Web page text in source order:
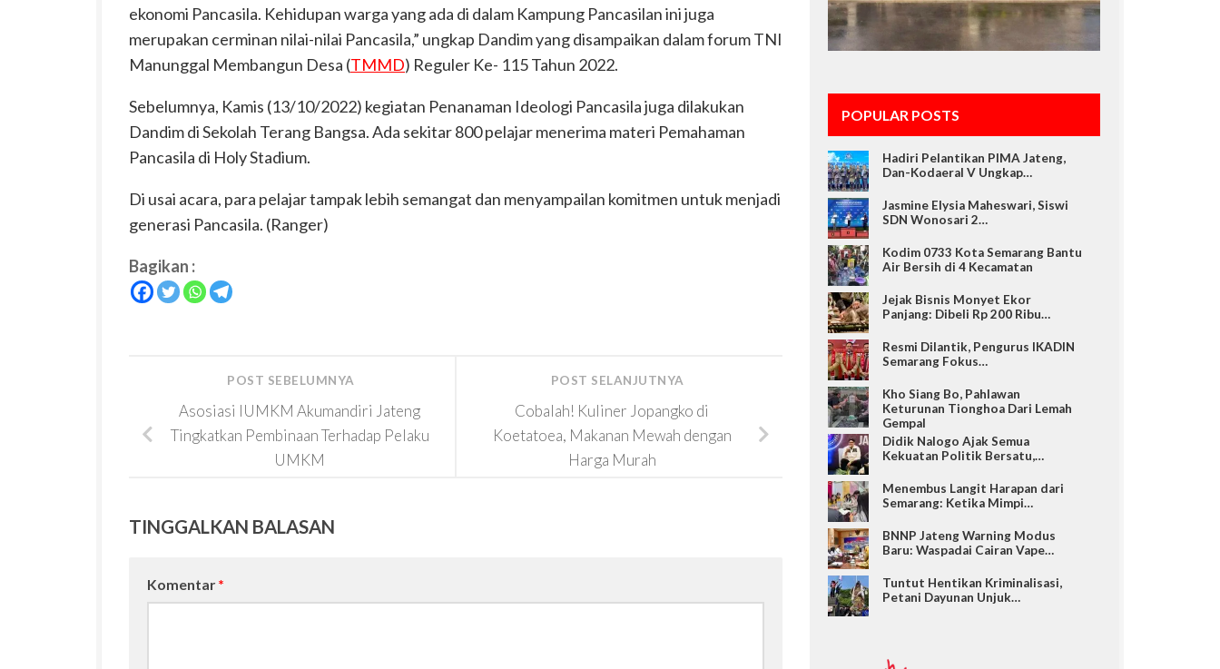
ekonomi Pancasila. Kehidupan warga yang ada di dalam Kampung Pancasilan ini juga
merupakan cerminan nilai-nilai Pancasila,” ungkap Dandim yang disampaikan dalam forum TNI
Manunggal Membangun Desa (TMMD) Reguler Ke- 115 Tahun 2022.
Sebelumnya, Kamis (13/10/2022) kegiatan Penanaman Ideologi Pancasila juga dilakukan
Dandim di Sekolah Terang Bangsa. Ada sekitar 800 pelajar menerima materi Pemahaman
Pancasila di Holy Stadium.
Di usai acara, para pelajar tampak lebih semangat dan menyampailan komitmen untuk menjadi
generasi Pancasila. (Ranger)
Bagikan :
POST SELANJUTNYA
Cobalah! Kuliner Jopangko di
Koetatoea, Makanan Mewah dengan
Harga Murah
POST SEBELUMNYA
Asosiasi IUMKM Akumandiri Jateng
Tingkatkan Pembinaan Terhadap Pelaku
UMKM
TINGGALKAN BALASAN
Komentar *
POPULAR POSTS
Hadiri Pelantikan PIMA Jateng,
Dan-Kodaeral V Ungkap…
Jasmine Elysia Maheswari, Siswi
SDN Wonosari 2…
Kodim 0733 Kota Semarang Bantu
Air Bersih di 4 Kecamatan
Jejak Bisnis Monyet Ekor
Panjang: Dibeli Rp 200 Ribu…
Resmi Dilantik, Pengurus IKADIN
Semarang Fokus…
Kho Siang Bo, Pahlawan
Keturunan Tionghoa Dari Lemah
Gempal
Didik Nalogo Ajak Semua
Kekuatan Politik Bersatu,…
Menembus Langit Harapan dari
Semarang: Ketika Mimpi…
BNNP Jateng Warning Modus
Baru: Waspadai Cairan Vape…
Tuntut Hentikan Kriminalisasi,
Petani Dayunan Unjuk…